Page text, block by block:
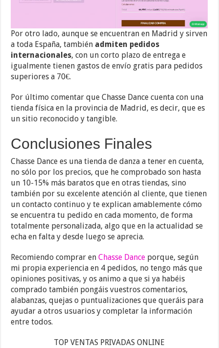
Por otro lado, aunque se encuentran en Madrid y sirven
a toda España, también admiten pedidos
internacionales, con un corto plazo de entrega e
igualmente tienen gastos de envío gratis para pedidos
superiores a 70€.
Por último comentar que Chasse Dance cuenta con una
tienda física en la provincia de Madrid, es decir, que es
un sitio reconocido y tangible.
Conclusiones Finales
Chasse Dance es una tienda de danza a tener en cuenta,
no sólo por los precios, que he comprobado son hasta
un 10-15% más baratos que en otras tiendas, sino
también por su excelente atención al cliente, que tienen
un contacto continuo y te explican amablemente cómo
se encuentra tu pedido en cada momento, de forma
totalmente personalizada, algo que en la actualidad se
echa en falta y desde luego se aprecia.
Recomiendo comprar enChasse Dance porque, según
mi propia experiencia en 4 pedidos, no tengo más que
opiniones positivas, y os animo a que si ya habéis
comprado también pongáis vuestros comentarios,
alabanzas, quejas o puntualizaciones que queráis para
ayudar a otros usuarios y completar la información
entre todos.
TOP VENTAS PRIVADAS ONLINE